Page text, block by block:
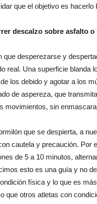
que el objetivo es hacerlo
descalzo sobre asfalto
que desperezarse y
real. Una superficie blanda
los debido y agotar a los
de aspereza, que
movimientos, sin
que se despierta, a
cautela y precaución. Por
de 5 a 10 minutos,
esto es una guía y no
física y lo que es
que otros atletas con